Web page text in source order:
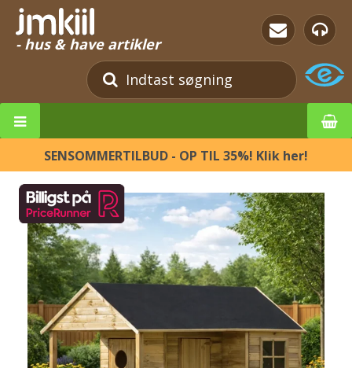
- hus & have artikler
SENSOMMERTILBUD - OP TIL 35%! Klik her!